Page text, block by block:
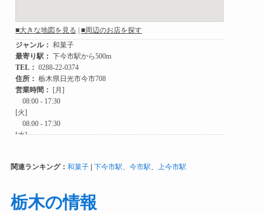
関連ランキング： 和菓子| 下今市駅、 今市駅、 上今市駅
栃木の情報